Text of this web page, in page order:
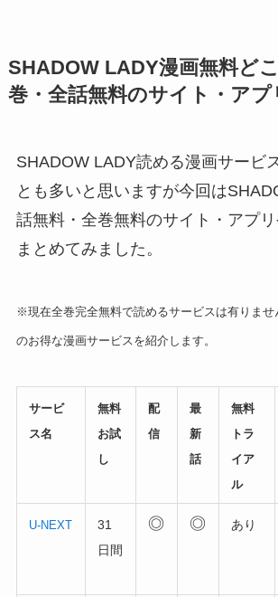
SHADOW LADY漫画無料ど
巻・全話無料のサイト・アプ
SHADOW LADY読める漫画サービ
とも多いと思いますが今回は
話無料・全巻無料のサイト・アプ
まとめてみました。
※現在全巻完全無料で読めるサービスは有りませ
のお得な漫画サービスを紹介します。
サービ
ス名
無料
お試
し
配
信
最
新
話
無料
トラ
イア
ル
U-NEXT
31
日間
◎ ◎ あり